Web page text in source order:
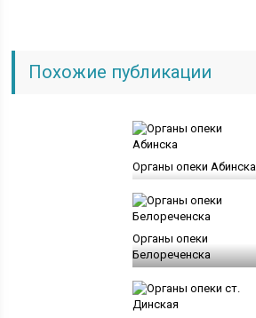
Похожие публикации
Органы опеки Абинска
Органы опеки
Белореченска